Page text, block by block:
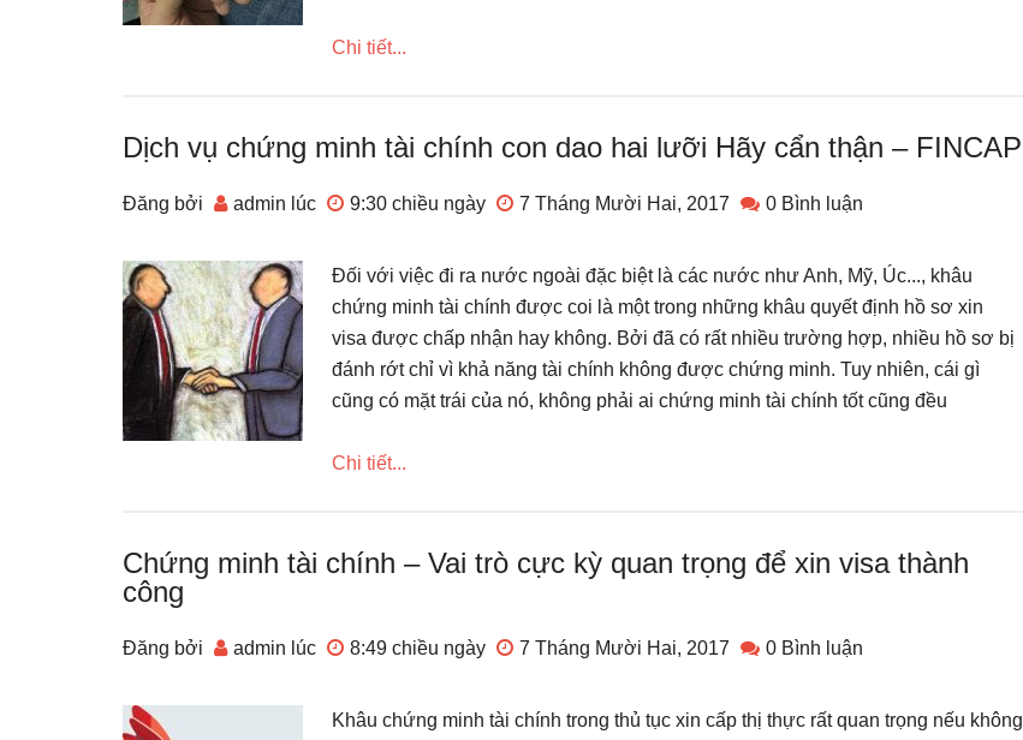
Chi tiết...
Dịch vụ chứng minh tài chính con dao hai lưỡi Hãy cẩn thận – FINCAP
Đăng bởi admin lúc 9:30 chiều ngày 7 Tháng Mười Hai, 2017 0 Bình luận
Đối với việc đi ra nước ngoài đặc biệt là các nước như Anh, Mỹ, Úc..., khâu
chứng minh tài chính được coi là một trong những khâu quyết định hồ sơ xin
visa được chấp nhận hay không. Bởi đã có rất nhiều trường hợp, nhiều hồ sơ bị
đánh rớt chỉ vì khả năng tài chính không được chứng minh. Tuy nhiên, cái gì
cũng có mặt trái của nó, không phải ai chứng minh tài chính tốt cũng đều
Chi tiết...
Chứng minh tài chính – Vai trò cực kỳ quan trọng để xin visa thành
công
Đăng bởi admin lúc 8:49 chiều ngày 7 Tháng Mười Hai, 2017 0 Bình luận
Khâu chứng minh tài chính trong thủ tục xin cấp thị thực rất quan trọng nếu không